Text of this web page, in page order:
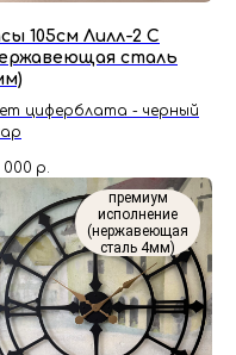
105см Лилл-2 С
сталь
циферблата - черный
000 р.
премиум
исполнение
(нержавеющая
сталь 4мм)